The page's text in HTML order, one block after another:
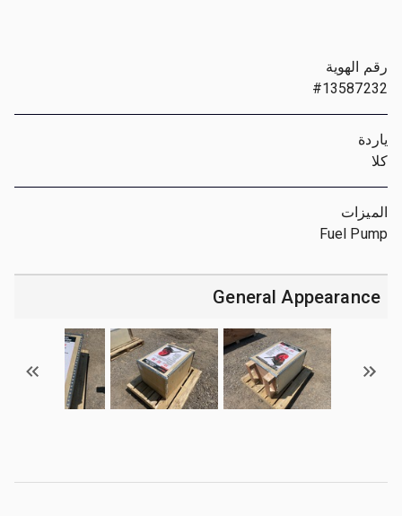
رقم الهوية
#13587232
ياردة
كلا
الميزات
Fuel Pump
General Appearance